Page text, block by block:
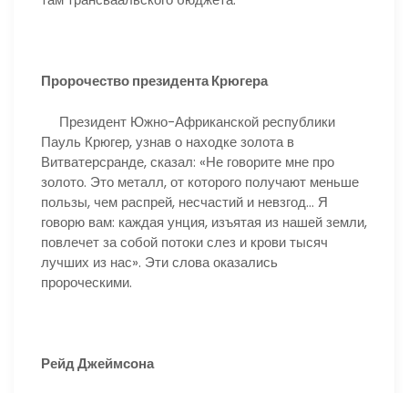
Пророчество президента Крюгера
Президент Южно-Африканской республики
Пауль Крюгер, узнав о находке золота в
Витватерсранде, сказал: «Не говорите мне про
золото. Это металл, от которого получают меньше
пользы, чем распрей, несчастий и невзгод… Я
говорю вам: каждая унция, изъятая из нашей земли,
повлечет за собой потоки слез и крови тысяч
лучших из нас». Эти слова оказались
пророческими.
Рейд Джеймсона